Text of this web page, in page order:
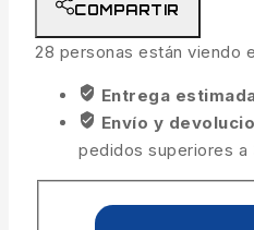
COMPARTIR
28 personas están viendo
Entrega
Envío y
pedidos superiores a